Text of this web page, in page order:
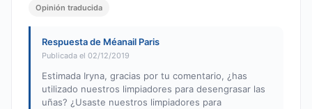
Opinión traducida
Respuesta de Méanail Paris
Publicada el 02/12/2019
Estimada Iryna, gracias por tu comentario, ¿has
utilizado nuestros limpiadores para desengrasar las
uñas? ¿Usaste nuestros limpiadores para